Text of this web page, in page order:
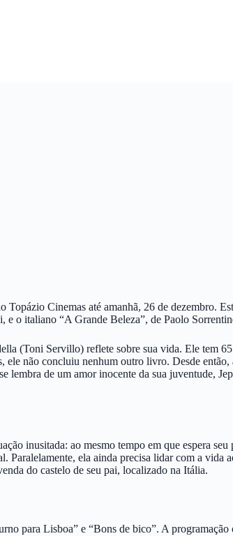
Cinemas até amanhã, 26 de dezembro.
o italiano “A Grande Beleza”, de Paolo
(Toni Servillo) reflete sobre sua vida. Ele tem
ele não concluiu nenhum outro livro. Desde então,
lembra de um amor inocente da sua juventude,
inusitada: ao mesmo tempo em que espera seu
ela ainda precisa lidar com a vida
do castelo de seu pai, localizado na Itália.
para Lisboa” e “Bons de bico”. A programação